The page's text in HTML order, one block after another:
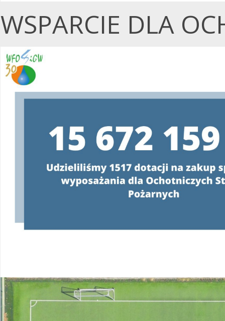
WSPARCIE DLA
Konsultanci obsługujący infolinię,
o programie oraz wyjaśniać
od poniedziałku do
w godzinachod 8:00 do